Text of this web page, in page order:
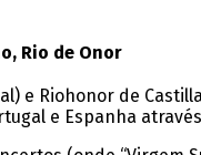
Rio de Onor
e Riohonor de
e Espanha